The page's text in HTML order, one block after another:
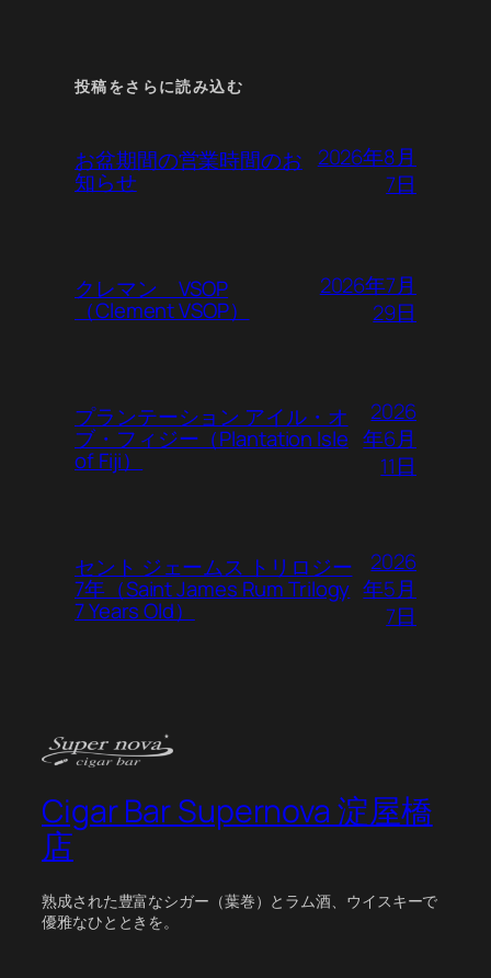
投稿をさらに読み込む
お盆期間の営業時間のお
知らせ
2026年8月
7日
クレマン VSOP
（Clement VSOP）
2026年7月
29日
プランテーション アイル・オ
ブ・フィジー（Plantation Isle
of Fiji）
2026
年6月
11日
セント ジェームス トリロジー
7年（Saint James Rum Trilogy
7 Years Old）
2026
年5月
7日
Cigar Bar Supernova 淀屋橋
店
熟成された豊富なシガー（葉巻）とラム酒、ウイスキーで
優雅なひとときを。